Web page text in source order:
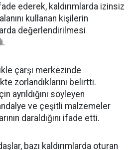
ederek, kaldırımlarda izinsiz
kullanan kişilerin
değerlendirilmesi
çarşı merkezinde
zorlandıklarını belirtti.
ayrıldığını söyleyen
ve çeşitli malzemeler
daraldığını ifade etti.
bazı kaldırımlarda oturan